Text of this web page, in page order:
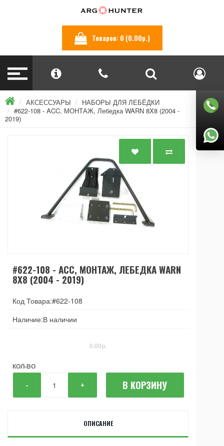
Товаров: 0 (0.00р.)
АКСЕССУАРЫ
НАБОРЫ ДЛЯ ЛЕБЁДКИ
#622-108 - ACC, МОНТАЖ, Лебедка WARN 8X8 (2004 -
2019)
#622-108 - ACC, МОНТАЖ, ЛЕБЕДКА WARN
8X8 (2004 - 2019)
Код Товара:#622-108
Наличие:В наличии
0.00р.
КОЛ-ВО
- + В КОРЗИНУ
ОПИСАНИЕ